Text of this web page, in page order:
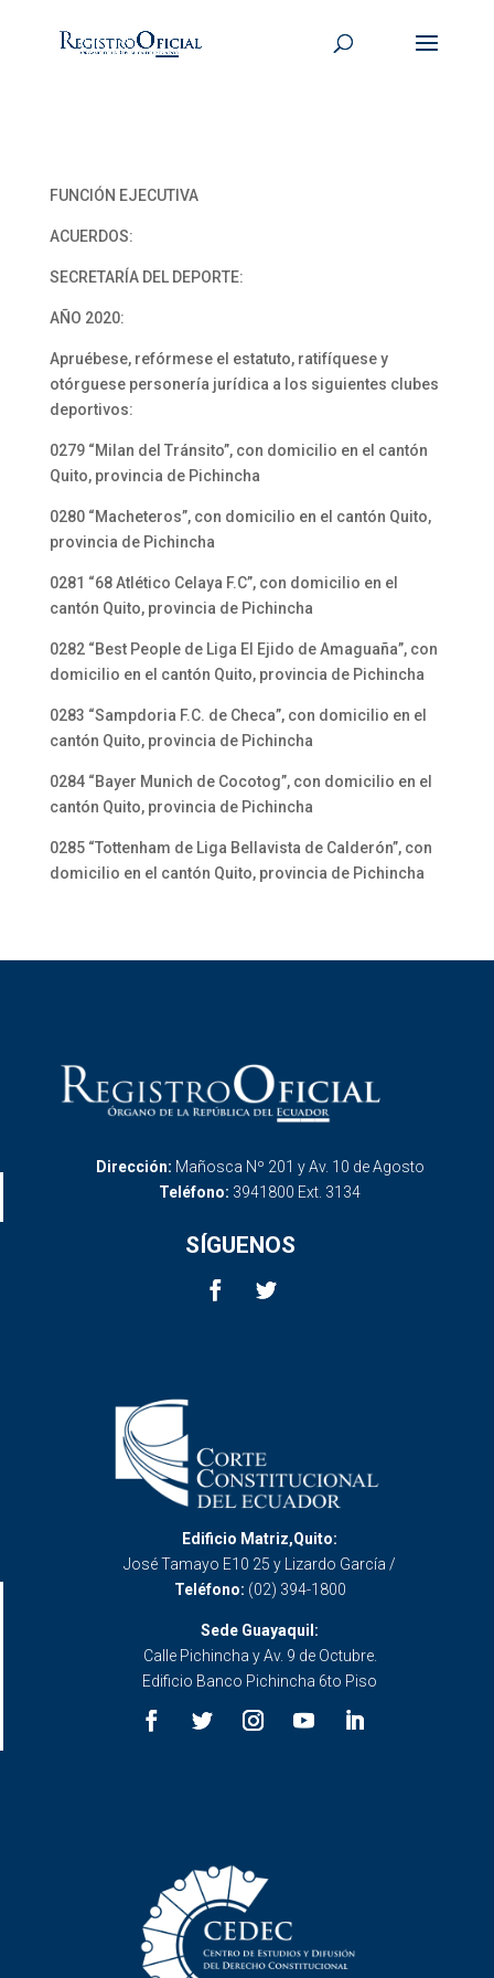
FUNCIÓN EJECUTIVA
ACUERDOS:
SECRETARÍA DEL DEPORTE:
AÑO 2020:
Apruébese, refórmese el estatuto, ratifíquese y
otórguese personería jurídica a los siguientes clubes
deportivos:
0279 “Milan del Tránsito”, con domicilio en el cantón
Quito, provincia de Pichincha
0280 “Macheteros”, con domicilio en el cantón Quito,
provincia de Pichincha
0281 “68 Atlético Celaya F.C”, con domicilio en el
cantón Quito, provincia de Pichincha
0282 “Best People de Liga El Ejido de Amaguaña”, con
domicilio en el cantón Quito, provincia de Pichincha
0283 “Sampdoria F.C. de Checa”, con domicilio en el
cantón Quito, provincia de Pichincha
0284 “Bayer Munich de Cocotog”, con domicilio en el
cantón Quito, provincia de Pichincha
0285 “Tottenham de Liga Bellavista de Calderón”, con
domicilio en el cantón Quito, provincia de Pichincha
Dirección: Mañosca Nº 201 y Av. 10 de Agosto
Teléfono: 3941800 Ext. 3134
SÍGUENOS
Edificio Matriz,Quito:
José Tamayo E10 25 y Lizardo García /
Teléfono: (02) 394-1800
Sede Guayaquil:
Calle Pichincha y Av. 9 de Octubre.
Edificio Banco Pichincha 6to Piso